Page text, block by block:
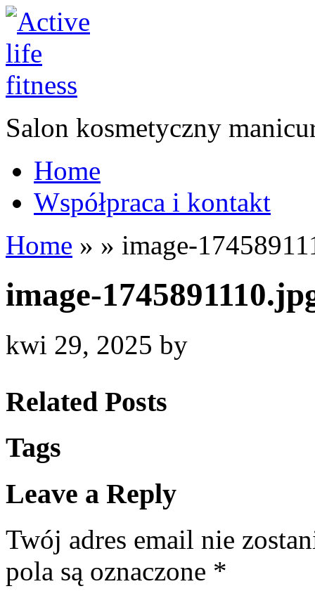
Salon kosmetyczny
Home
Współpraca i kontakt
Home » » image-
image-
kwi 29, 2025 by
Related Posts
Tags
Leave a Reply
Twój adres email nie
pola są oznaczone *